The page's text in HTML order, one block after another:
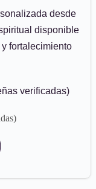
desde
disponible
fortalecimiento
verificadas)